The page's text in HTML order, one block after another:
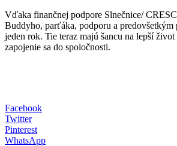
Vďaka finančnej podpore Slnečnice/
Buddyho, parťáka, podporu a predovšetkým
jeden rok. Tie teraz majú šancu na lepší
zapojenie sa do spoločnosti.
Facebook
Twitter
Pinterest
WhatsApp